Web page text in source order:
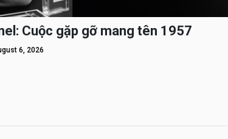
Cuộc gặp gỡ mang tên 1957
6, 2026